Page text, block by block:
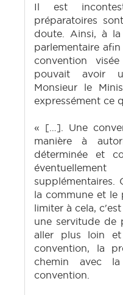
Il est
préparatoires
doute. Ainsi, à
parlementaire
convention
pouvait avoir
Monsieur le
expressément ce
« […]. Une
manière à
déterminée et
supplémentaires.
la commune et le
limiter à cela,
une servitude de
aller plus loin
convention, la
chemin avec
convention.